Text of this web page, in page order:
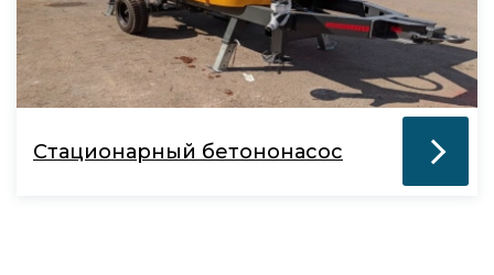
Стационарный бетононасос